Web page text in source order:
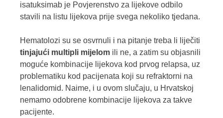
isatuksimab je Povjerenstvo za lijekove odbilo
stavili na listu lijekova prije svega nekoliko tjedana.
Hematolozi su se osvrnuli i na pitanje treba li liječiti
tinjajući multipli mijelom ili ne, a zatim su objasnili
moguće kombinacije lijekova kod prvog relapsa, uz
problematiku kod pacijenata koji su refraktorni na
lenalidomid. Naime, i u ovom slučaju, u Hrvatskoj
nemamo odobrene kombinacije lijekova za takve
pacijente.